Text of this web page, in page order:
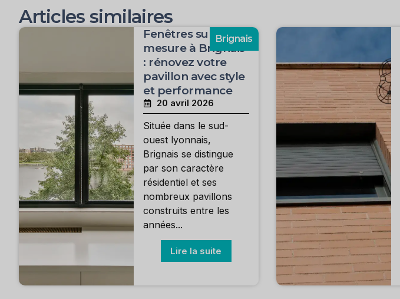
Articles similaires
Brignais
Fenêtres sur
mesure à Brignais
: rénovez votre
pavillon avec style
et performance
20 avril 2026
Située dans le sud-
ouest lyonnais,
Brignais se distingue
par son caractère
résidentiel et ses
nombreux pavillons
construits entre les
années...
Lire la suite